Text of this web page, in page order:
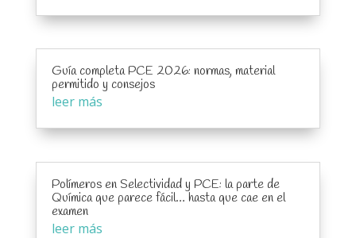
Guía completa PCE 2026: normas, material
permitido y consejos
leer más
Polímeros en Selectividad y PCE: la parte de
Química que parece fácil… hasta que cae en el
examen
leer más